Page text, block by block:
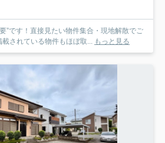
”です！直接見たい物件集合・現地解散でご
されている物件もほぼ取...
もっと見る